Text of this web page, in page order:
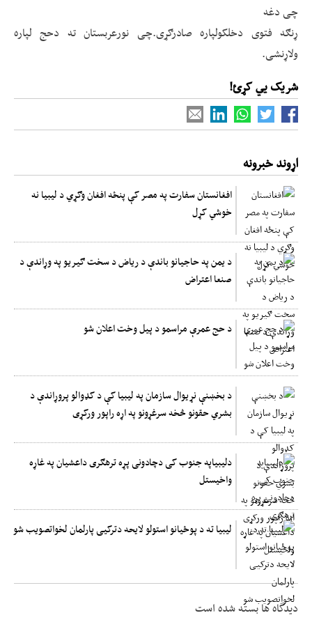
چی دغه
ړنګه فتوی دخلکولپاره صادرګړی.چی نورعربستان ته دحج لپاره
ولاړنشی.
شریک یي کړئ!
اړوند خبرونه
افغانستان سفارت په مصر کې پنځه افغان وګړي د لیبیا نه
خوشي کړل
د یمن په حاجیانو باندې د ریاض د سخت ګیریو په وړاندې د
صنعا اعتراض
د حج عمرې مراسمو د پیل وخت اعلان شو
د بخښنې نړیوال سازمان په لیبیا کې د کډوالو پروړاندې د
بشري حقونو څخه سرغړونو په اړه راپور ورکړی
دلیبیاپه جنوب کی دچادونی پړه ترهګری داعشیان په غاړه
واخیستل
لیبیا ته د پوځیانو استولو لایحه دترکیی پارلمان لخواتصویب شو
دیدگاه ها بسته شده است